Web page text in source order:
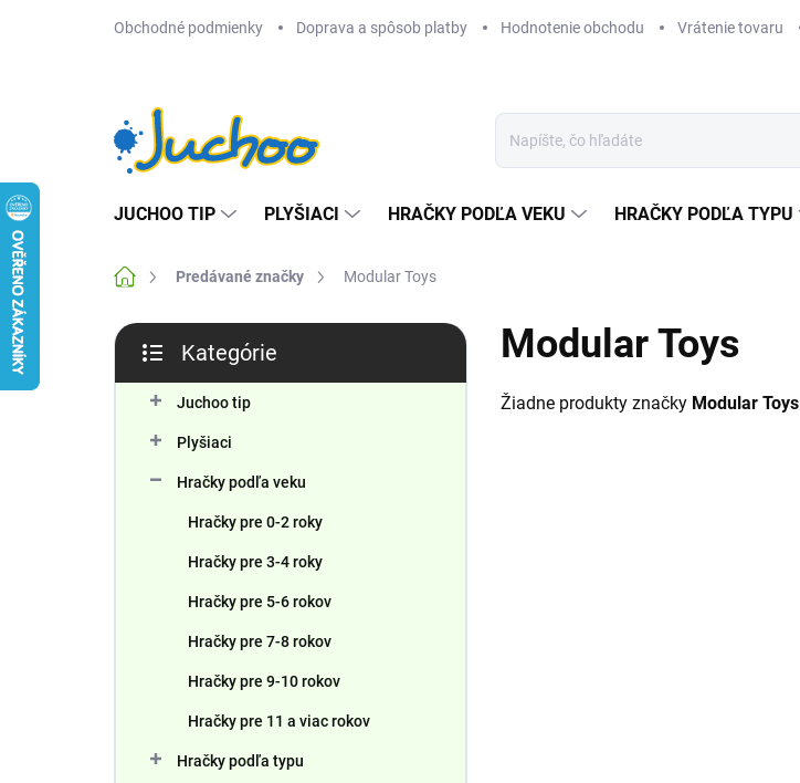
Obchodné podmienky Doprava a spôsob platby Hodnotenie obchodu Vrátenie tovaru
JUCHOO TIP PLYŠIACI HRAČKY PODĽA VEKU HRAČKY PODĽA TYPU
DomovPredávané značky Modular Toys
B
č
kategórie
Kategórie
Juchoo tip
Plyšiaci
Hračky podľa veku
Hračky pre 0-2 roky
Hračky pre 3-4 roky
Hračky pre 5-6 rokov
Hračky pre 7-8 rokov
Hračky pre 9-10 rokov
Hračky pre 11 a viac rokov
Hračky podľa typu
Modular Toys
Žiadne produkty značky Modular Toys